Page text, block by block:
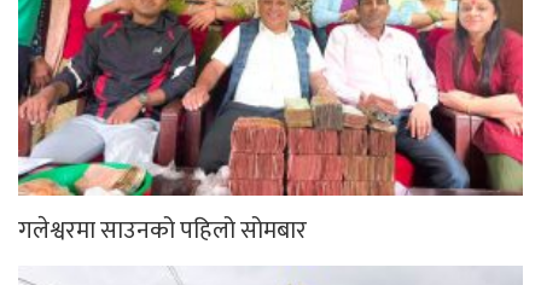
गलेश्वरमा साउनको पहिलो सोमबार